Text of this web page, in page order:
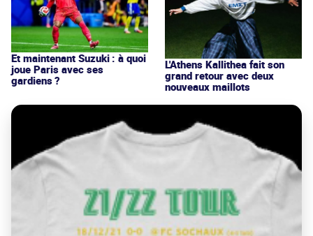
Et maintenant Suzuki : à quoi
joue Paris avec ses
gardiens ?
L'Athens Kallithea fait son
grand retour avec deux
nouveaux maillots